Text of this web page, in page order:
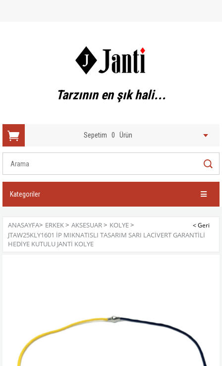
Tarzının en şık hali...
Sepetim 0 Ürün
Kategoriler
ANASAYFA> ERKEK> AKSESUAR> KOLYE>
JTAW25KLY1601 İP MIKNATISLI TASARIM SARI LACİVERT GARANTİLİ
HEDİYE KUTULU JANTİ KOLYE